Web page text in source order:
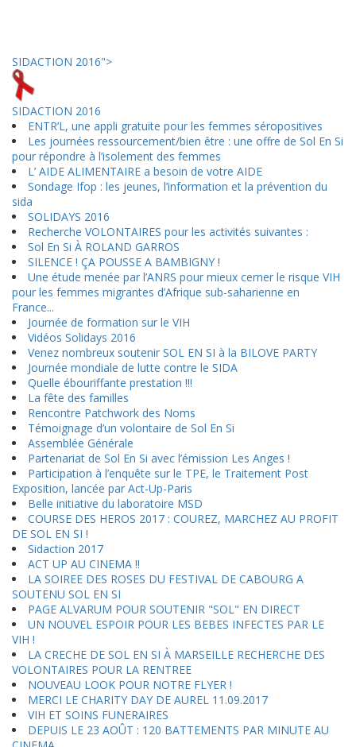
SIDACTION 2016">
SIDACTION 2016
ENTR’L, une appli gratuite pour les femmes séropositives
Les journées ressourcement/bien être : une offre de Sol En Si
pour répondre à l’isolement des femmes
L’ AIDE ALIMENTAIRE a besoin de votre AIDE
Sondage Ifop : les jeunes, l’information et la prévention du
sida
SOLIDAYS 2016
Recherche VOLONTAIRES pour les activités suivantes :
Sol En Si À ROLAND GARROS
SILENCE ! ÇA POUSSE A BAMBIGNY !
Une étude menée par l’ANRS pour mieux cerner le risque VIH
pour les femmes migrantes d’Afrique sub-saharienne en
France...
Journée de formation sur le VIH
Vidéos Solidays 2016
Venez nombreux soutenir SOL EN SI à la BILOVE PARTY
Journée mondiale de lutte contre le SIDA
Quelle ébouriffante prestation !!!
La fête des familles
Rencontre Patchwork des Noms
Témoignage d’un volontaire de Sol En Si
Assemblée Générale
Partenariat de Sol En Si avec l’émission Les Anges !
Participation à l’enquête sur le TPE, le Traitement Post
Exposition, lancée par Act-Up-Paris
Belle initiative du laboratoire MSD
COURSE DES HEROS 2017 : COUREZ, MARCHEZ AU PROFIT
DE SOL EN SI !
Sidaction 2017
ACT UP AU CINEMA !!
LA SOIREE DES ROSES DU FESTIVAL DE CABOURG A
SOUTENU SOL EN SI
PAGE ALVARUM POUR SOUTENIR "SOL" EN DIRECT
UN NOUVEL ESPOIR POUR LES BEBES INFECTES PAR LE
VIH !
LA CRECHE DE SOL EN SI À MARSEILLE RECHERCHE DES
VOLONTAIRES POUR LA RENTREE
NOUVEAU LOOK POUR NOTRE FLYER !
MERCI LE CHARITY DAY DE AUREL 11.09.2017
VIH ET SOINS FUNERAIRES
DEPUIS LE 23 AOÛT : 120 BATTEMENTS PAR MINUTE AU